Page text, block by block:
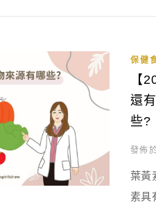
保健
【
還
些?
發佈
葉黃
素具